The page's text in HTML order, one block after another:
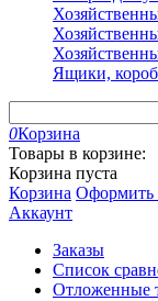
Ящики,
0Корзина
Товары в корзине:
Корзина пуста
Корзина Оформить
Аккаунт
Заказы
Список
Отложенные